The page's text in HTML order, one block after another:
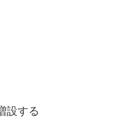
設する